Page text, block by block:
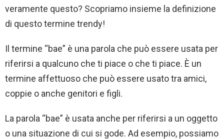
veramente questo? Scopriamo insieme la definizione
di questo termine trendy!
Il termine “bae” è una parola che può essere usata per
riferirsi a qualcuno che ti piace o che ti piace. È un
termine affettuoso che può essere usato tra amici,
coppie o anche genitori e figli.
La parola “bae” è usata anche per riferirsi a un oggetto
o una situazione di cui si gode. Ad esempio, possiamo